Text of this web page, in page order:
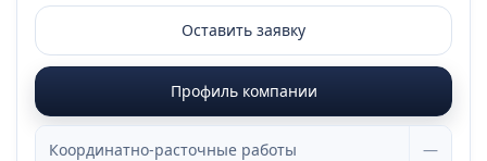
Оставить заявку
Профиль компании
Координатно-расточные работы —